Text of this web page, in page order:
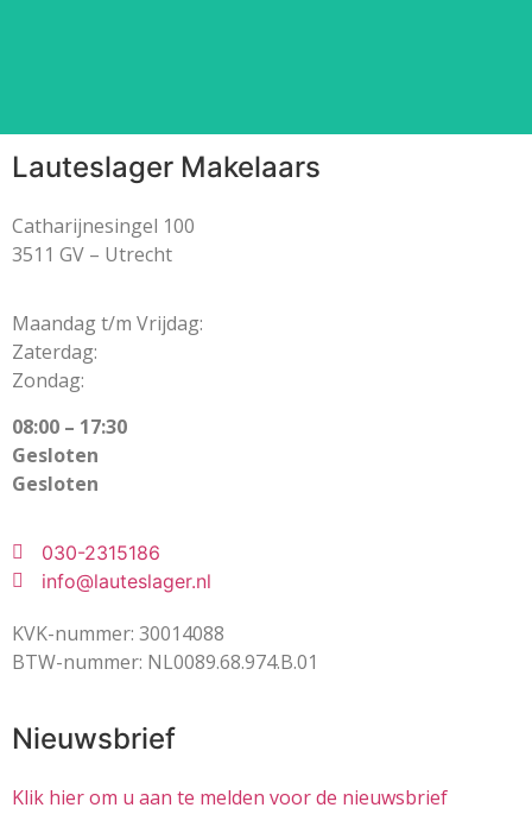
Lauteslager Makelaars
Catharijnesingel 100
3511 GV – Utrecht
Maandag t/m Vrijdag:
Zaterdag:
Zondag:
08:00 – 17:30
Gesloten
Gesloten
030-2315186
info@lauteslager.nl
KVK-nummer: 30014088
BTW-nummer: NL0089.68.974.B.01
Nieuwsbrief
Klik hier om u aan te melden voor de nieuwsbrief